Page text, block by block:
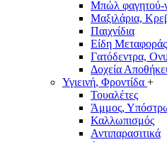
Μπώλ φαγητού-
Μαξιλάρια,
Παιχνίδια
Είδη Μεταφοράς
Γατόδεντρα,
Δοχεία
Υγιεινή, Φροντίδα +
Τουαλέτες
Άμμος,
Καλλωπισμός
Αντιπαρασιτικά